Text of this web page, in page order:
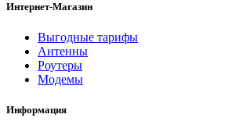
Интернет-Магазин
Выгодные тарифы
Антенны
Роутеры
Модемы
Информация